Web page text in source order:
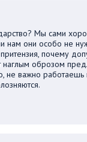
Мы сами
нам они особо не
почему
наглым оброзом
не важно работаешь